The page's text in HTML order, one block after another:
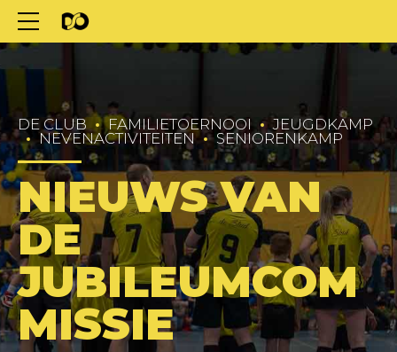
DE CLUB FAMILIETOERNOOI
JEUGDKAMP
NEVENACTIVITEITEN
SENIORENKAMP
NIEUWS VAN
DE
JUBILEUMCOM
MISSIE